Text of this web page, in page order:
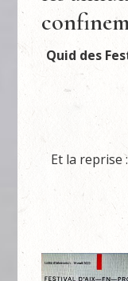
Quid des
Et la reprise